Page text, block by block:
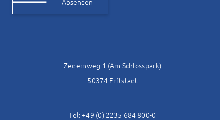
Zedernweg 1 (Am Schlosspark)
50374 Erftstadt
Tel: +49 (0) 2235 684 800-0